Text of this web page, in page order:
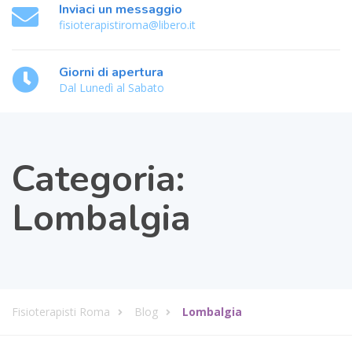
Inviaci un messaggio
fisioterapistiroma@libero.it
Giorni di apertura
Dal Lunedì al Sabato
Categoria:
Lombalgia
Fisioterapisti Roma Blog Lombalgia